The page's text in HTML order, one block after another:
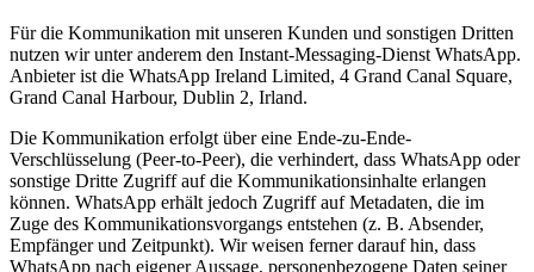
Für die Kommunikation mit unseren Kunden und sonstigen Dritten
nutzen wir unter anderem den Instant-Messaging-Dienst WhatsApp.
Anbieter ist die WhatsApp Ireland Limited, 4 Grand Canal Square,
Grand Canal Harbour, Dublin 2, Irland.
Die Kommunikation erfolgt über eine Ende-zu-Ende-
Verschlüsselung (Peer-to-Peer), die verhindert, dass WhatsApp oder
sonstige Dritte Zugriff auf die Kommunikationsinhalte erlangen
können. WhatsApp erhält jedoch Zugriff auf Metadaten, die im
Zuge des Kommunikationsvorgangs entstehen (z. B. Absender,
Empfänger und Zeitpunkt). Wir weisen ferner darauf hin, dass
WhatsApp nach eigener Aussage, personenbezogene Daten seiner